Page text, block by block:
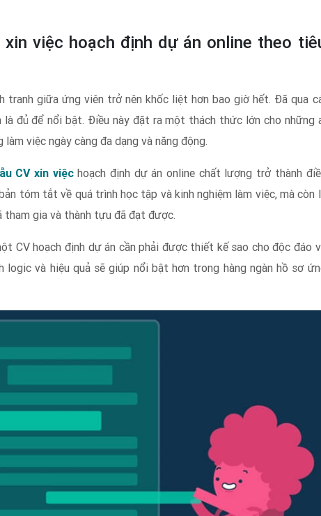
việc hoạch định dự án online theo
tranh giữa ứng viên trở nên khốc liệt hơn bao giờ hết. Đã qua
là đủ để nổi bật. Điều này đặt ra một thách thức lớn cho những
việc ngày càng đa dạng và năng động.
CV xin việchoạch định dự án online chất lượng trở thành
tóm tắt về quá trình học tập và kinh nghiệm làm việc, mà còn
gia và thành tựu đã đạt được.
CV hoạch định dự án cần phải được thiết kế sao cho độc đáo
và hiệu quả sẽ giúp nổi bật hơn trong hàng ngàn hồ sơ